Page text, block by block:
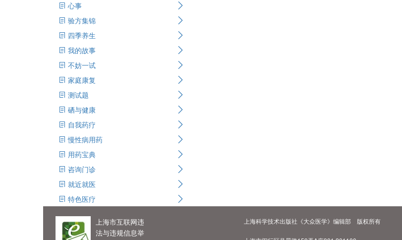
心事
验方集锦
四季养生
我的故事
不妨一试
家庭康复
测试题
硒与健康
自我药疗
慢性病用药
用药宝典
咨询门诊
就近就医
特色医疗
上海市互联网违
法与违规信息举
上海科学技术出版社《大众医学》编辑部 版权所有